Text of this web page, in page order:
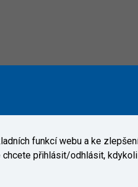
funkcí webu a ke
přihlásit/odhlásit,